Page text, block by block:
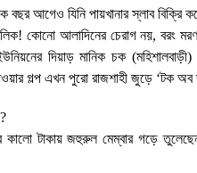
ছাউনি ও বাস বেসহ ৫
স্মারকলিপি
১২:৫৭ অপরাহ্ন
নিরাপত্তা চাওয়ার পরদিনই
আগেও যিনি পায়খানার স্লাব বিক্রি
কোনো আলাদিনের চেরাগ নয়, বরং
দিয়াড় মানিক চক
গল্প এখন পুরো রাজশাহী জুড়ে ‘টক অব
কালো টাকায় জহুরুল মেম্বার গড়ে